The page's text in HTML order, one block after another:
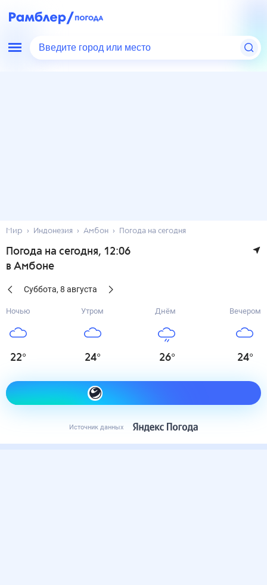
Введите город или место
Мир Индонезия Амбон Погода на сегодня
Погода на сегодня, 12:06
в Амбоне
Суббота, 8 августа
Ночью
22°
Утром
24°
Днём
26°
Вечером
24°
Как одеться сегодня
Источник данных